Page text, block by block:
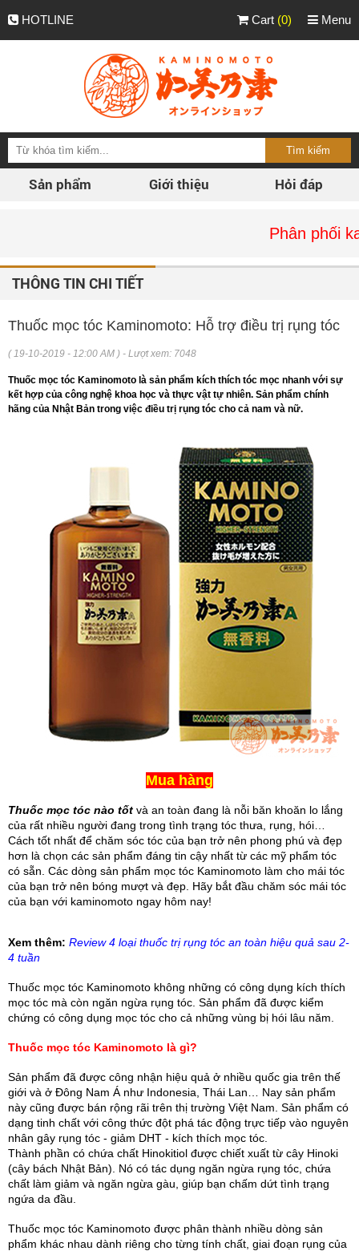
HOTLINE Menu
Cart (0)
Sản phẩm Giới thiệu Hỏi đáp
Phân phối
THÔNG TIN CHI TIẾT
Thuốc mọc tóc Kaminomoto: Hỗ trợ điều trị rụng tóc
( 19-10-2019 - 12:00 AM ) - Lượt xem: 7048
Thuốc mọc tóc Kaminomoto là sản phẩm kích thích tóc mọc nhanh với sự
kết hợp của công nghệ khoa học và thực vật tự nhiên. Sản phẩm chính
hãng của Nhật Bản trong việc điều trị rụng tóc cho cả nam và nữ.
Mua hàng
Thuốc mọc tóc nào tốt và an toàn đang là nỗi băn khoăn lo lắng
của rất nhiều người đang trong tình trạng tóc thưa, rụng, hói…
Cách tốt nhất để chăm sóc tóc của bạn trở nên phong phú và đẹp
hơn là chọn các sản phẩm đáng tin cậy nhất từ các mỹ phẩm tóc
có sẵn. Các dòng sản phẩm mọc tóc Kaminomoto làm cho mái tóc
của bạn trở nên bóng mượt và đẹp. Hãy bắt đầu chăm sóc mái tóc
của bạn với kaminomoto ngay hôm nay!
Xem thêm: Review 4 loại thuốc trị rụng tóc an toàn hiệu quả sau 2-
4 tuần
Thuốc mọc tóc Kaminomoto không những có công dụng kích thích
mọc tóc mà còn ngăn ngừa rụng tóc. Sản phẩm đã được kiểm
chứng có công dụng mọc tóc cho cả những vùng bị hói lâu năm.
Thuốc mọc tóc Kaminomoto là gì?
Sản phẩm đã được công nhận hiệu quả ở nhiều quốc gia trên thế
giới và ở Đông Nam Á như Indonesia, Thái Lan… Nay sản phẩm
này cũng được bán rộng rãi trên thị trường Việt Nam. Sản phẩm có
dạng tinh chất với công thức đột phá tác động trực tiếp vào nguyên
nhân gây rụng tóc - giảm DHT - kích thích mọc tóc.
Thành phần có chứa chất Hinokitiol được chiết xuất từ cây Hinoki
(cây bách Nhật Bản). Nó có tác dụng ngăn ngừa rụng tóc, chứa
chất làm giảm và ngăn ngừa gàu, giúp bạn chấm dứt tình trạng
ngứa da đầu.
Thuốc mọc tóc Kaminomoto được phân thành nhiều dòng sản
phẩm khác nhau dành riêng cho từng tính chất, giai đoạn rụng của